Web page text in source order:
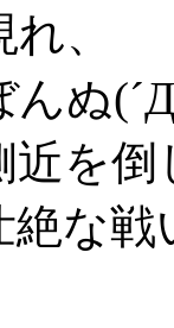
、
んぬ
近を
絶な